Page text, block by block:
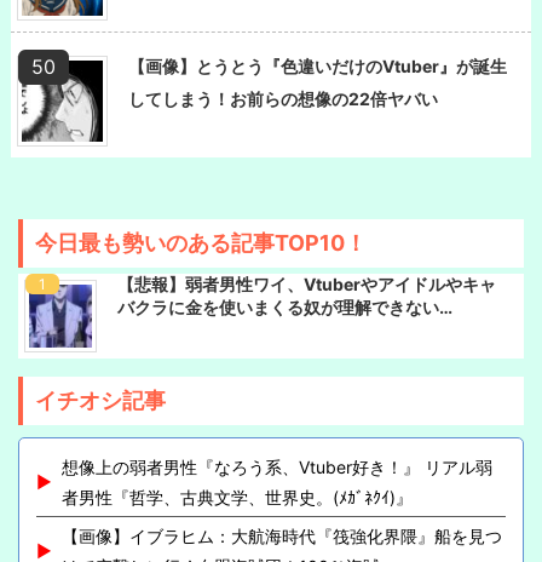
【画像】とうとう『色違いだけのVtuber』が誕生
してしまう！お前らの想像の22倍ヤバい
今日最も勢いのある記事TOP10！
【悲報】弱者男性ワイ、Vtuberやアイドルやキャ
バクラに金を使いまくる奴が理解できない…
イチオシ記事
想像上の弱者男性『なろう系、Vtuber好き！』 リアル弱
者男性『哲学、古典文学、世界史。(ﾒｶﾞﾈｸｲ)』
【画像】イブラヒム：大航海時代『筏強化界隈』船を見つ